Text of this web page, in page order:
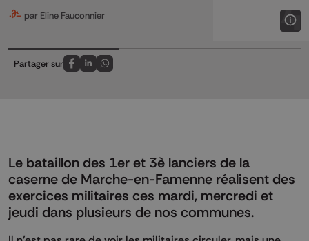
par Eline Fauconnier
Partager sur
Partagez sur FaceBook
Partagez sur LinkedIn
Partagez sur Whatsapp
Le bataillon des 1er et 3è lanciers de la
caserne de Marche-en-Famenne réalisent des
exercices militaires ces mardi, mercredi et
jeudi dans plusieurs de nos communes.